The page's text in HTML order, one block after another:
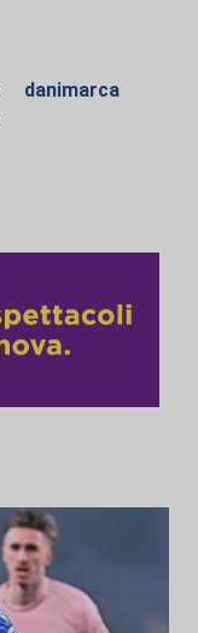
danimarca